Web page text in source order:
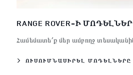
RANGE ROVER-Ի
Համեմատե՛ք մեր ամբողջ
ՈՒՍՈՒՄՆԱՍԻՐԵԼ ՄՈԴԵԼՆԵՐԸ